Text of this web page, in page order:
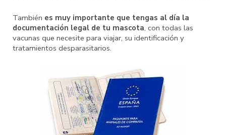
También es muy importante que tengas al día la
documentación legal de tu mascota, con todas las
vacunas que necesite para viajar, su identificación y
tratamientos desparasitarios.